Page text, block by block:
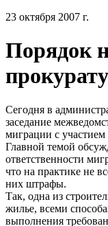
23 октября 2007 г.
Порядок
Сегодня в
заседание
миграции с участием
Главной темой
ответственности
что на практике не
них штрафы.
Так, одна из
жилье, всеми
выполнения